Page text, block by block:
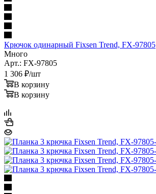
Крючок одинарный Fixsen Trend, FX-97805
Много
Арт.: FX-97805
1 306 ₽/шт
В корзину
В корзину